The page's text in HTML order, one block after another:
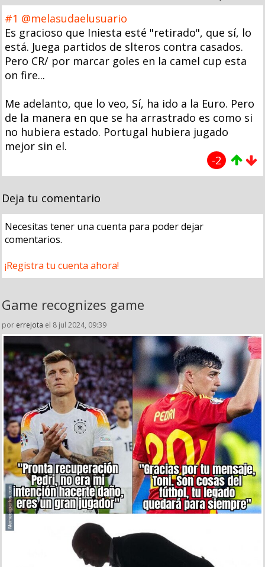
#1 @melasudaelusuario
Es gracioso que Iniesta esté "retirado", que sí, lo
está. Juega partidos de slteros contra casados.
Pero CR/ por marcar goles en la camel cup esta
on fire...
Me adelanto, que lo veo, Sí, ha ido a la Euro. Pero
de la manera en que se ha arrastrado es como si
no hubiera estado. Portugal hubiera jugado
mejor sin el.
-2
Deja tu comentario
Necesitas tener una cuenta para poder dejar
comentarios.
¡Registra tu cuenta ahora!
Game recognizes game
por errejota el 8 jul 2024, 09:39